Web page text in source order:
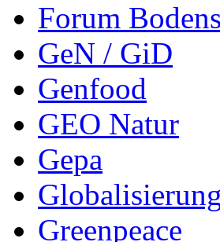
Forum
GeN / GiD
Genfood
GEO Natur
Gepa
Greenpeace